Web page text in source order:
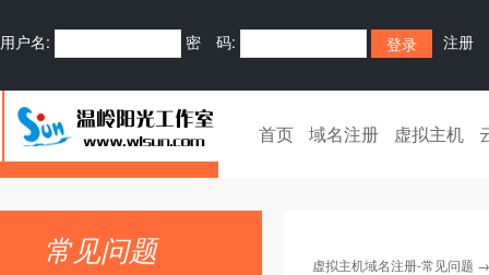
用户名: 密 码: 注册
首页 域名注册 虚拟主机
常见问题 虚拟主机域名注册-常见问题